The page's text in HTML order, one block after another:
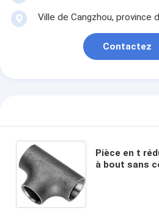
Ville de Cangzhou, province
Contactez
Pièce en t
à bout sans